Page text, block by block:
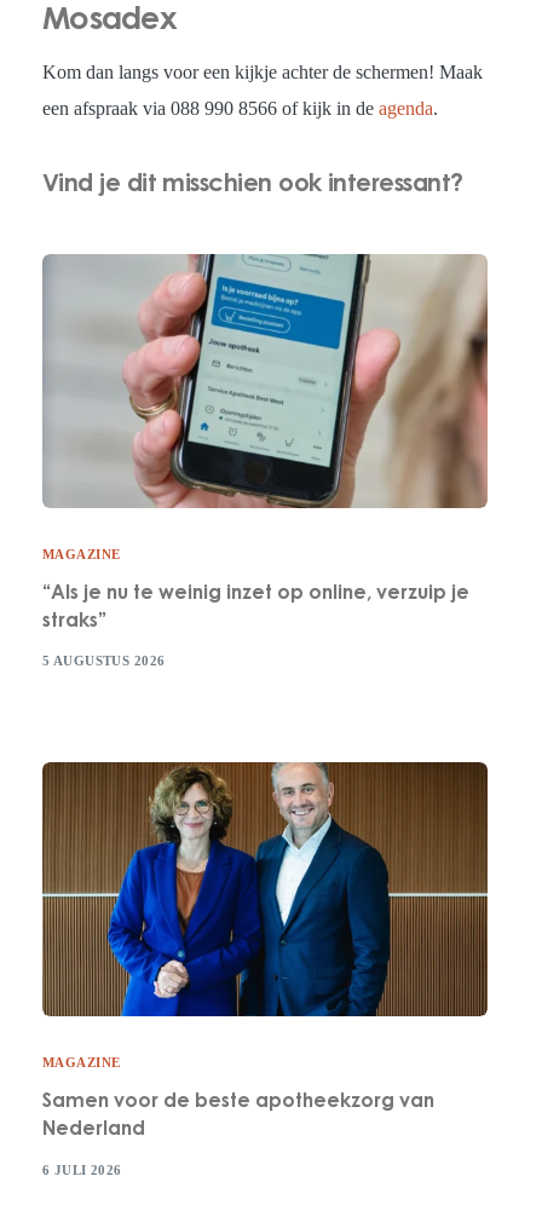
Mosadex
Kom dan langs voor een kijkje achter de schermen! Maak
een afspraak via 088 990 8566 of kijk in de agenda.
Vind je dit misschien ook interessant?
MAGAZINE
“Als je nu te weinig inzet op online, verzuip je
straks”
5 AUGUSTUS 2026
MAGAZINE
Samen voor de beste apotheekzorg van
Nederland
6 JULI 2026